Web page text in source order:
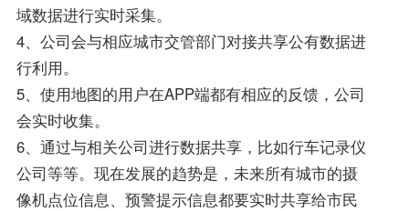
域数据进行实时采集。
4、公司会与相应城市交管部门对接共享公有数据进
行利用。
5、使用地图的用户在APP端都有相应的反馈，公司
会实时收集。
6、通过与相关公司进行数据共享，比如行车记录仪
公司等等。现在发展的趋势是，未来所有城市的摄
像机点位信息、预警提示信息都要实时共享给市民